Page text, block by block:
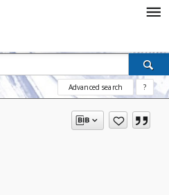
Advanced search ?